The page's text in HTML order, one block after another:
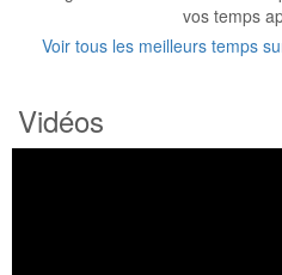
vos temps
Voir tous les meilleurs temps
Vidéos